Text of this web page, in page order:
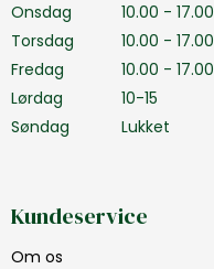
Onsdag
10.00 - 17.00
Torsdag
10.00 - 17.00
Fredag
10.00 - 17.00
Lørdag
10-15
Søndag
Lukket
Kundeservice
Om os